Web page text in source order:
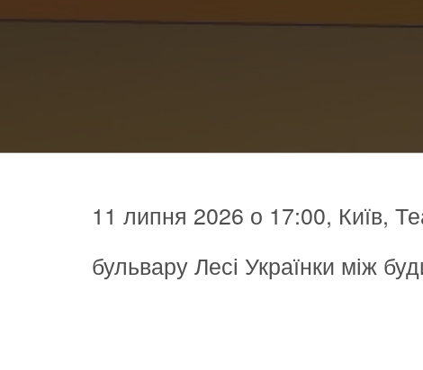
11 липня 2026 о 17:00, Київ,
бульвару Лесі Українки між